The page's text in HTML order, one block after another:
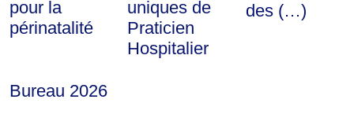
pour la
périnatalité
uniques de
Praticien
Hospitalier
des (…)
Bureau 2026